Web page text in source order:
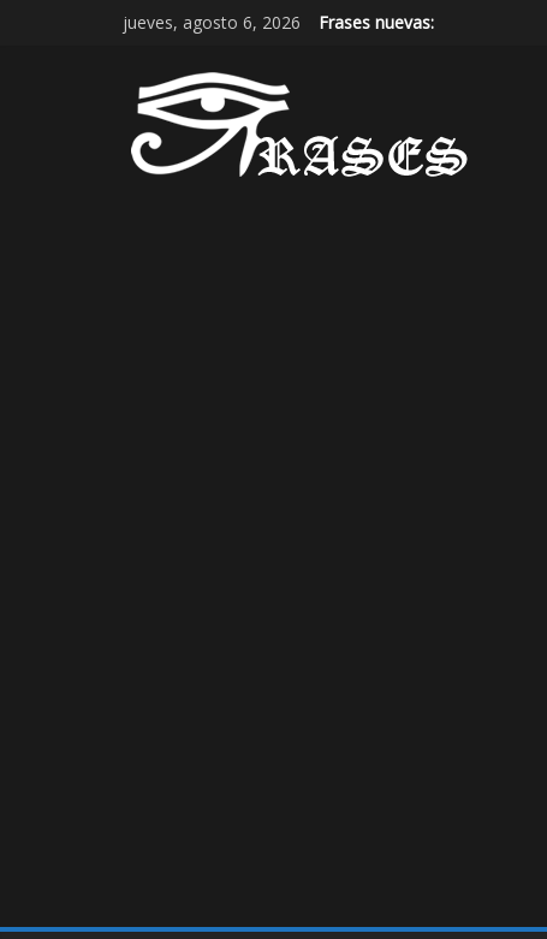
jueves, agosto 6, 2026 Frases nuevas: